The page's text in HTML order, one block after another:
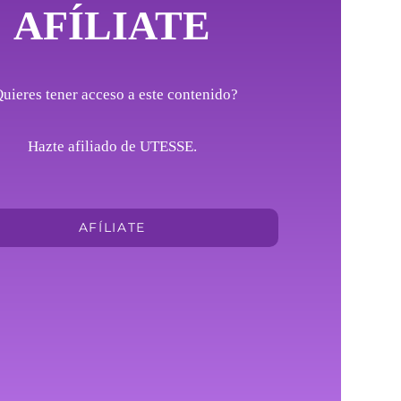
AFÍLIATE
tener acceso a este contenido?
Hazte afiliado de UTESSE.
AFÍLIATE